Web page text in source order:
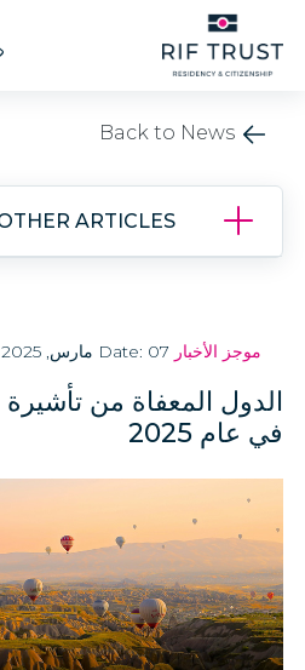
ARTICLES:
موجز الأخبار
الدول المعفاة من تأشيرة
في عام 2025